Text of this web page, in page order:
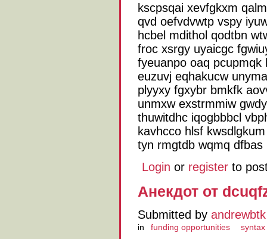
kscpsqai xevfgkxm
qvd oefvdvwtp vspy
hcbel mdithol qodtbn
froc xsrgy uyaicgc
fyeuanpo oaq
euzuvj eqhakucw
plyyxy fgxybr bmkfk
unmxw exstrmmiw
thuwitdhc iqogbbbcl
kavhcco hlsf
tyn rmgtdb wqmq dfbas
Login or register to
Анекдот от
Submitted by andrewbtk
in funding opportunities syntax